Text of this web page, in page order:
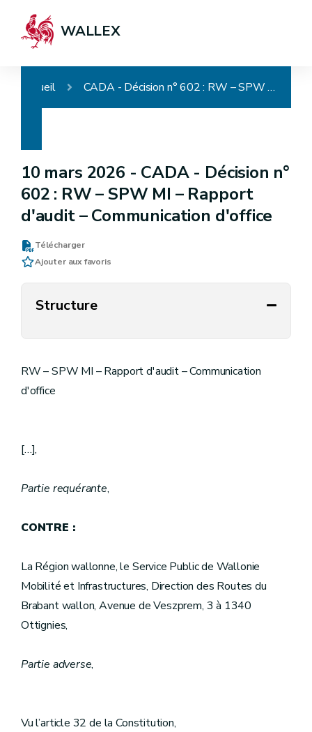
WALLEX
Accueil CADA - Décision n° 602 : RW – SPW MI – Rapport d'audit – Communication d'office
10 mars 2026 - CADA - Décision n°
602 : RW – SPW MI – Rapport
d'audit – Communication d'office
Télécharger
Ajouter aux favoris
Structure
RW – SPW MI – Rapport d'audit – Communication
d'office
[…],
Partie requérante,
CONTRE :
La Région wallonne, le Service Public de Wallonie
Mobilité et Infrastructures, Direction des Routes du
Brabant wallon, Avenue de Veszprem, 3 à 1340
Ottignies,
Partie adverse,
Vu l’article 32 de la Constitution,